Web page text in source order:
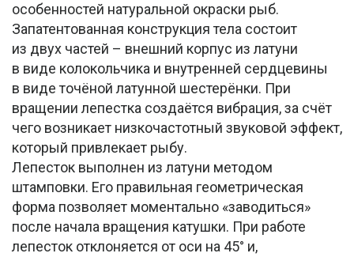
особенностей натуральной окраски рыб.
Запатентованная конструкция тела состоит
из двух частей – внешний корпус из латуни
в виде колокольчика и внутренней сердцевины
в виде точёной латунной шестерёнки. При
вращении лепестка создаётся вибрация, за счёт
чего возникает низкочастотный звуковой эффект,
который привлекает рыбу.
Лепесток выполнен из латуни методом
штамповки. Его правильная геометрическая
форма позволяет моментально «заводиться»
после начала вращения катушки. При работе
лепесток отклоняется от оси на 45° и,